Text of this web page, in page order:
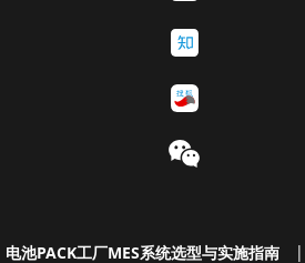
电池PACK工厂MES系统选型与实施指南 |